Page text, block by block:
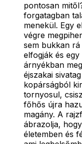
pontosan
forgatagban
menekül. Egy
végre
sem bukkan rá
elfogják és
árnyékban
éjszakai
kopárságból
tornyosul,
főhős újra
magány. A
ábrazolja,
életemben és